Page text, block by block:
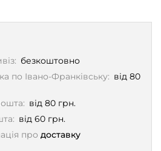
безкоштовно
по Івано-Франківську: від 80
від 80 грн.
від 60 грн.
про доставку